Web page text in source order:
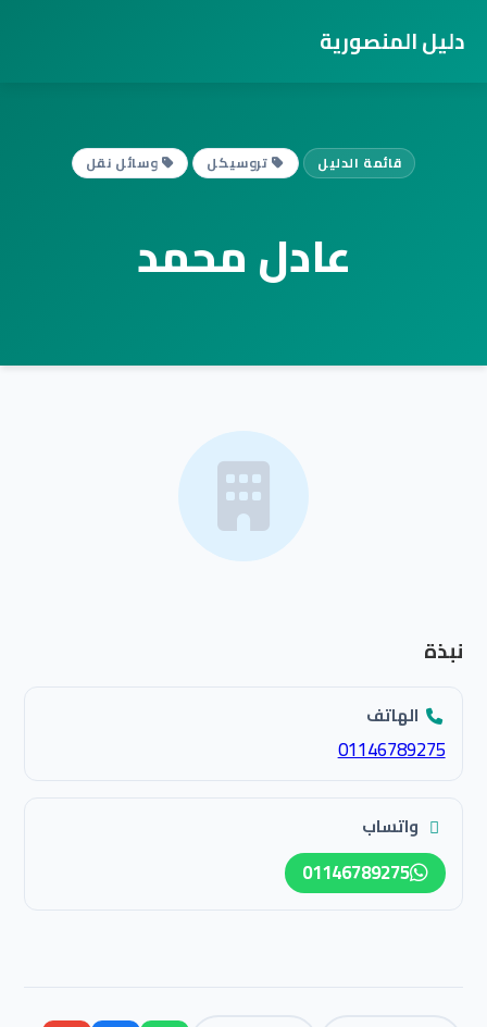
دليل المنصورية
قائمة الدليل تروسيكل وسائل نقل
عادل محمد
نبذة
الهاتف
01146789275
واتساب
01146789275